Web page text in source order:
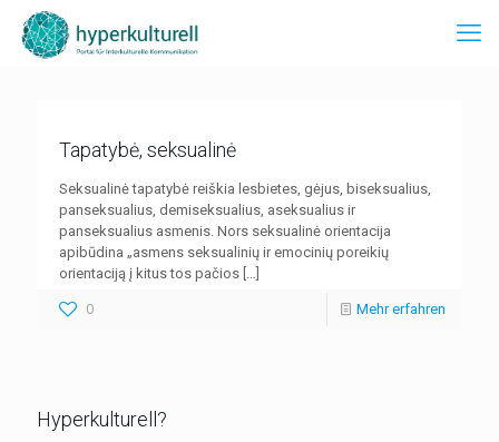
Tapatybė, seksualinė
Seksualinė tapatybė reiškia lesbietes, gėjus, biseksualius,
panseksualius, demiseksualius, aseksualius ir
panseksualius asmenis. Nors seksualinė orientacija
apibūdina „asmens seksualinių ir emocinių poreikių
orientaciją į kitus tos pačios […]
0 Mehr erfahren
Hyperkulturell?